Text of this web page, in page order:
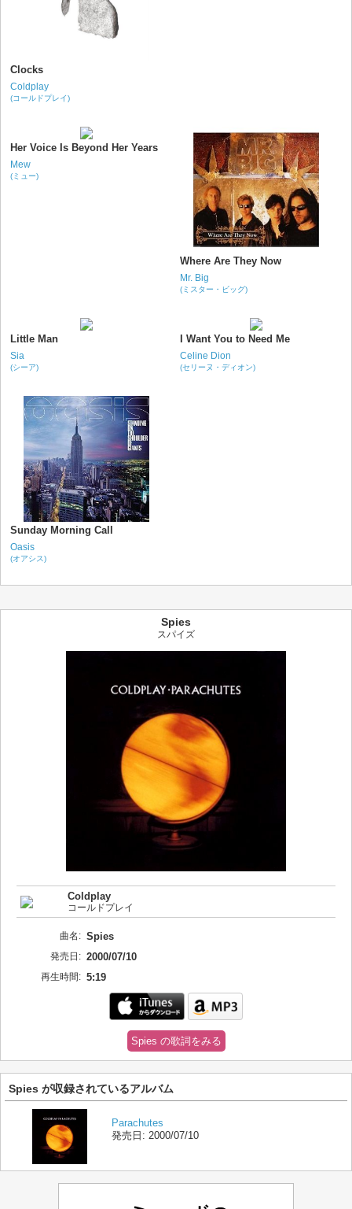
Clocks
Coldplay
(コールドプレイ)
Her Voice Is Beyond Her Years
Mew
(ミュー)
Where Are They Now
Mr. Big
(ミスター・ビッグ)
Little Man
Sia
(シーア)
I Want You to Need Me
Celine Dion
(セリーヌ・ディオン)
Sunday Morning Call
Oasis
(オアシス)
Spies
スパイズ
Coldplay
コールドプレイ
曲名: Spies
発売日: 2000/07/10
再生時間: 5:19
Spies の歌詞をみる
Spies が収録されているアルバム
Parachutes
発売日: 2000/07/10